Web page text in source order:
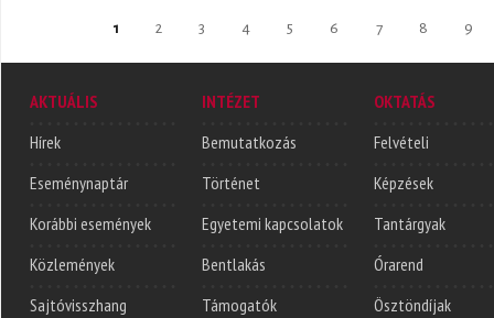
1 2 3 4 5 6 7 8 9
AKTUÁLIS
Hírek
Eseménynaptár
Korábbi események
Közlemények
Sajtóvisszhang
INTÉZET
Bemutatkozás
Történet
Egyetemi kapcsolatok
Bentlakás
Támogatók
OKTATÁS
Felvételi
Képzések
Tantárgyak
Órarend
Ösztöndíjak